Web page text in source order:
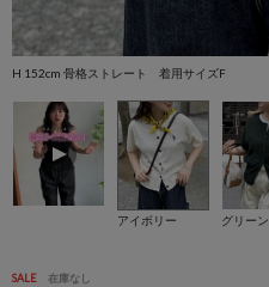
H 152cm 骨格ストレート 着用サイズF
アイボリー グリーン
SALE 在庫なし